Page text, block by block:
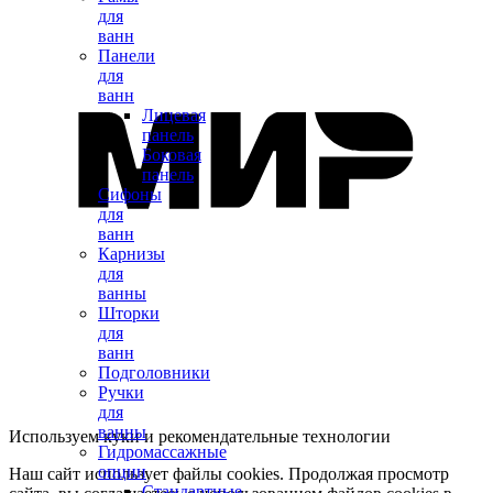
для
ванн
Панели
для
ванн
Лицевая
панель
Боковая
панель
Сифоны
для
ванн
Карнизы
для
ванны
Шторки
для
ванн
Подголовники
Ручки
для
ванны
Гидромассажные
опции
Используем куки и рекомендательные технологии
Наш сайт использует файлы cookies. Продолжая просмотр